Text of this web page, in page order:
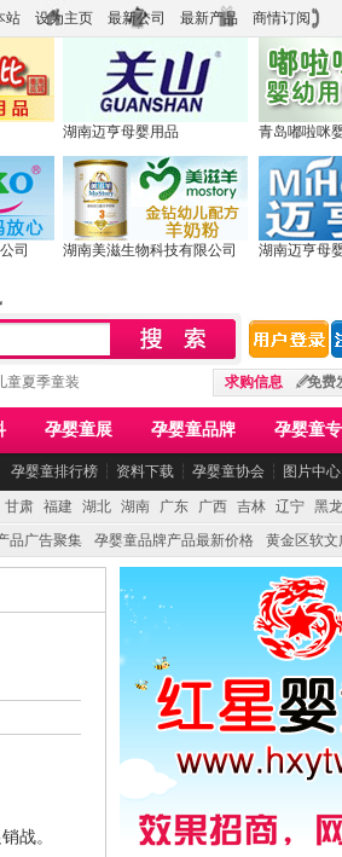
站 设为主页 最新公司 最新产品 商情订阅
湖南迈亨母婴用品 青岛嘟啦咪
司 湖南美滋生物科技有限公司 湖南迈亨母
求购信息 免费
童夏季童装
孕婴童展 孕婴童品牌 孕婴童
孕婴童排行榜 ┆ 资料下载 ┆ 孕婴童协会 ┆ 图片中心
甘肃 福建 湖北 湖南 广东 广西 吉林 辽宁 黑
品广告聚集 孕婴童品牌产品最新价格 黄金区软文
战。